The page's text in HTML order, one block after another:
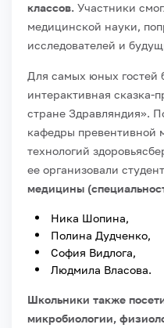
классов. Участники
медицинской науки,
исследователей и
Для самых юных гостей
интерактивная сказка-
стране Здравляндия».
кафедры превентивной
технологий
ее организовали
медицины
Ника Шопина,
Полина Дудченко,
София Видлога,
Людмила Власова.
Школьники также
микробиологии,